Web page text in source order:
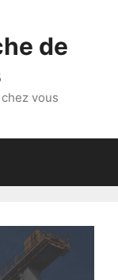
de
vous